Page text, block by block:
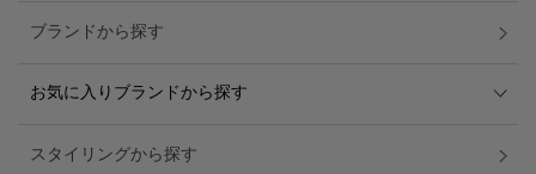
ブランドから探す
お気に入りブランドから探す
スタイリングから探す